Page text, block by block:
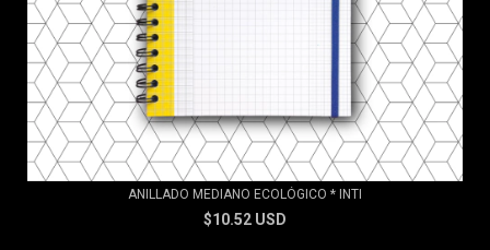
ANILLADO MEDIANO ECOLÓGICO * INTI
$10.52 USD